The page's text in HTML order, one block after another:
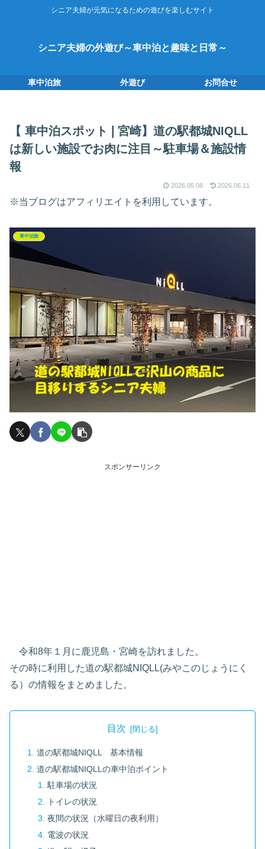
シニア夫婦が元気になるための遊びを楽しむサイト
シニア夫婦の外遊び～車中泊と趣味と日常～
車中泊旅 外遊び お問合せ
【 車中泊スポット❘宮崎】道の駅都城NIQLL
は新しい施設でお肉に注目～駐車場＆施設情
報
2026.05.08 2026.06.11
※当ブログはアフィリエイトを利用しています。
車中泊旅
スポンサーリンク
令和8年１月に鹿児島・宮崎を訪れました。
その時に利用した道の駅都城NIQLL(みやこのじょうにく
る）の情報をまとめました。
目次
道の駅都城NIQLL 基本情報
道の駅都城NIQLLの車中泊ポイント
駐車場の状況
トイレの状況
夜間の状況（水曜日の夜利用）
電波の状況